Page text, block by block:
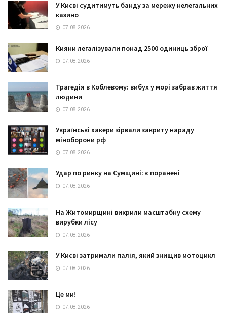
У Києві судитимуть банду за мережу нелегальних
казино
07.08.2026
Кияни легалізували понад 2500 одиниць зброї
07.08.2026
Трагедія в Коблевому: вибух у морі забрав життя
людини
07.08.2026
Українські хакери зірвали закриту нараду
міноборони рф
07.08.2026
Удар по ринку на Сумщині: є поранені
07.08.2026
На Житомирщині викрили масштабну схему
вирубки лісу
07.08.2026
У Києві затримали палія, який знищив мотоцикл
07.08.2026
Це ми!
07.08.2026